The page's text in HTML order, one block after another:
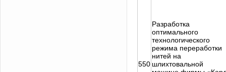
550
Разработка
оптимального
технологического
режима переработки
нитей на
шлихтовальной